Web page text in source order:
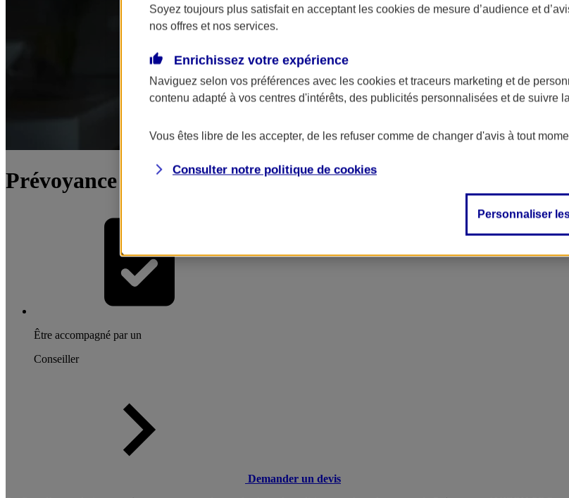
Prévoyance du dirigeant / chef d'entreprise
Être accompagné par un
Conseiller
Demander un devis
Soyez toujours plus satisfait en acceptant les cookies de mesure d’audience et
nos offres et nos services.
Enrichissez votre expérience
Naviguez selon vos préférences avec les cookies et traceurs marketing et de
contenu adapté à vos centres d'intérêts, des publicités personnalisées et de suivre
Vous êtes libre de les accepter, de les refuser comme de changer d'avis à tout
Consulter notre politique de cookies
Personnaliser